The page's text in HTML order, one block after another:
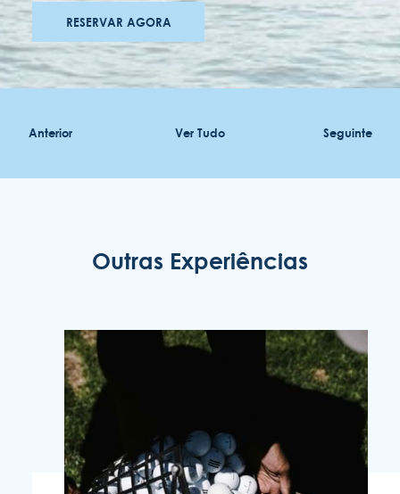
prémios
carreiras
termos & condições
política de privacidade
ENOTEL LIDO
Rua Simplício dos Passos Gouveia, 29.
9004-576 Funchal
Região Autónoma da Madeira - Portugal
RESERVAR AGORA
Anterior Ver Tudo Seguinte
Outras Experiências